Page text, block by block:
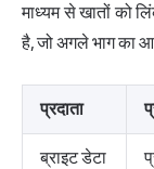
माध्यम से खातों को
है, जो अगले भाग का
प्रदाता
ब्राइट डेटा